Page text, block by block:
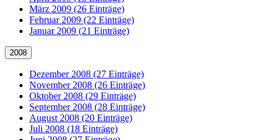
März 2009 (26 Einträge)
Februar 2009 (22 Einträge)
Januar 2009 (21 Einträge)
2008
Dezember 2008 (27 Einträge)
November 2008 (26 Einträge)
Oktober 2008 (29 Einträge)
September 2008 (28 Einträge)
August 2008 (20 Einträge)
Juli 2008 (18 Einträge)